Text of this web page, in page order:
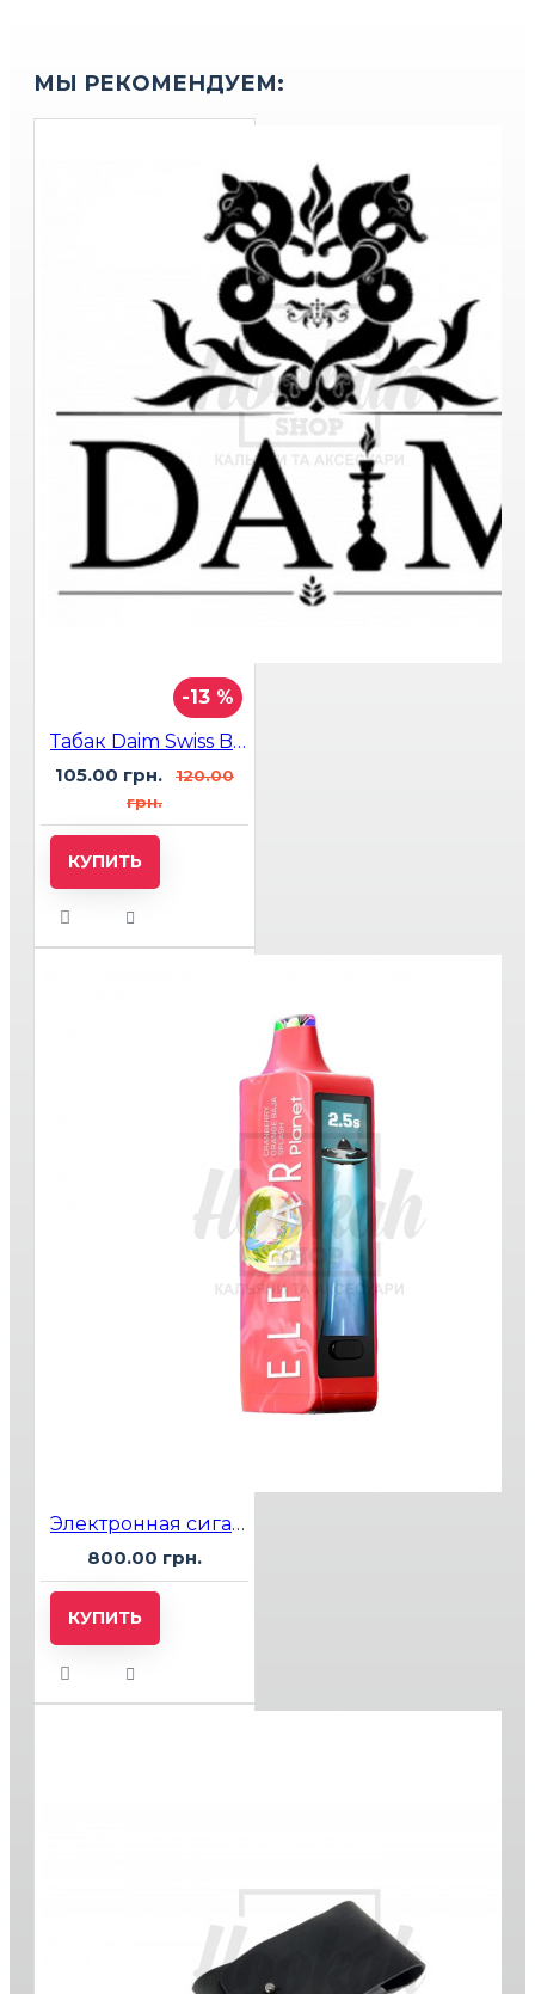
МЫ РЕКОМЕНДУЕМ:
-13 %
Табак Daim Swiss Bonbon (фруктовые леденцы) 50 гр
105.00 грн.
120.00
грн.
КУПИТЬ
Электронная сигарета Elf Bar Planet 25000 Watermelon Cherry (Арбуз Вишня)
800.00 грн.
КУПИТЬ